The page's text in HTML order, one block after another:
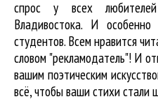
спрос у всех
Владивостока. И
студентов. Всем нравится
словом "рекламодатель"! И
вашим поэтическим
всё, чтобы ваши стихи